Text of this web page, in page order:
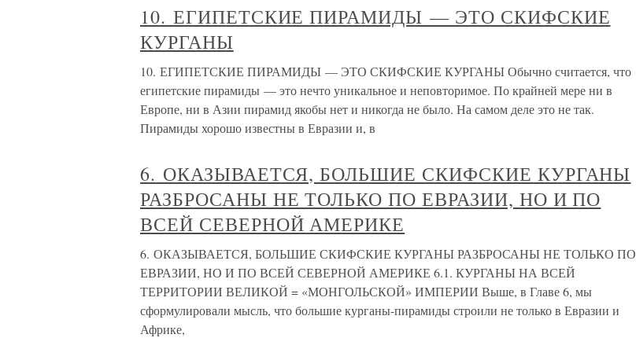
10. ЕГИПЕТСКИЕ ПИРАМИДЫ — ЭТО СКИФСКИЕ
КУРГАНЫ
10. ЕГИПЕТСКИЕ ПИРАМИДЫ — ЭТО СКИФСКИЕ КУРГАНЫ Обычно считается, что
египетские пирамиды — это нечто уникальное и неповторимое. По крайней мере ни в
Европе, ни в Азии пирамид якобы нет и никогда не было. На самом деле это не так.
Пирамиды хорошо известны в Евразии и, в
6. ОКАЗЫВАЕТСЯ, БОЛЬШИЕ СКИФСКИЕ КУРГАНЫ
РАЗБРОСАНЫ НЕ ТОЛЬКО ПО ЕВРАЗИИ, НО И ПО
ВСЕЙ СЕВЕРНОЙ АМЕРИКЕ
6. ОКАЗЫВАЕТСЯ, БОЛЬШИЕ СКИФСКИЕ КУРГАНЫ РАЗБРОСАНЫ НЕ ТОЛЬКО ПО
ЕВРАЗИИ, НО И ПО ВСЕЙ СЕВЕРНОЙ АМЕРИКЕ 6.1. КУРГАНЫ НА ВСЕЙ
ТЕРРИТОРИИ ВЕЛИКОЙ = «МОНГОЛЬСКОЙ» ИМПЕРИИ Выше, в Главе 6, мы
сформулировали мысль, что большие курганы-пирамиды строили не только в Евразии и
Африке,